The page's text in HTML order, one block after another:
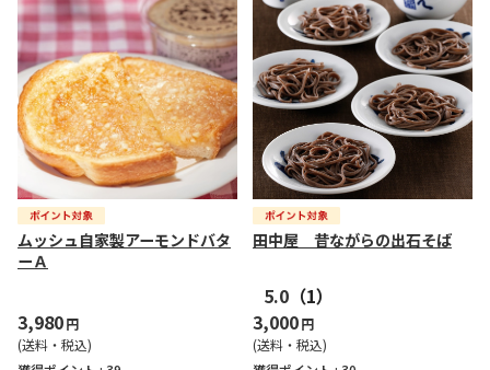
ムッシュ自家製アーモンドバタ
ーＡ
3,980円
(送料・税込)
田中屋 昔ながらの出石そば
5.0 （1）
3,000円
(送料・税込)